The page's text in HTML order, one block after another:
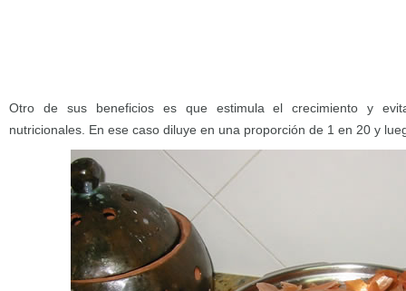
Otro de sus beneficios es que estimula el crecimiento y
nutricionales. En ese caso diluye en una proporción de 1 en 20 y